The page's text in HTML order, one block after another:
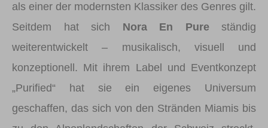
als einer der modernsten Klassiker des Genres gilt.
Seitdem hat sich Nora En Pureständig
weiterentwickelt – musikalisch, visuell und
konzeptionell. Mit ihrem Label und Eventkonzept
„Purified“ hat sie ein eigenes Universum
geschaffen, das sich von den Stränden Miamis bis